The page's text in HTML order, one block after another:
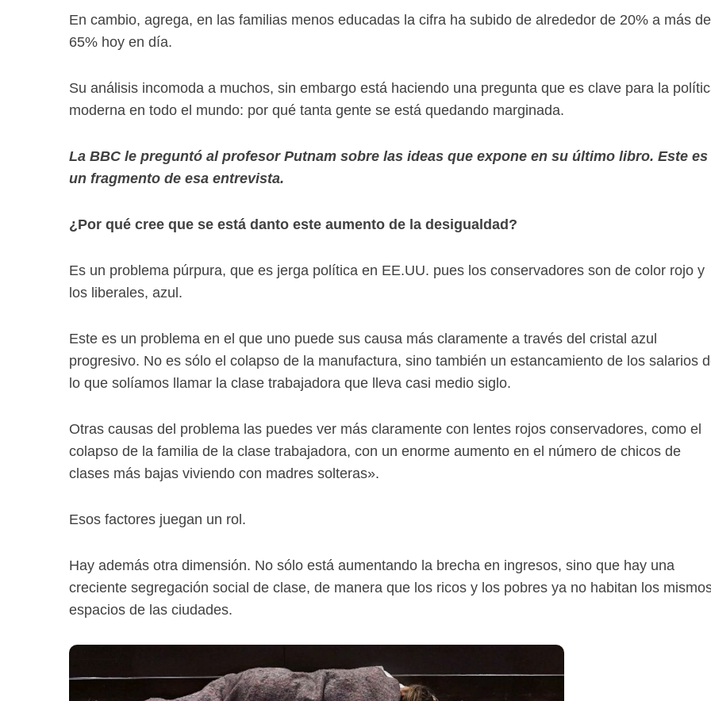
En cambio, agrega, en las familias menos educadas la cifra ha subido de alrededor de 20% a más de
65% hoy en día.
Su análisis incomoda a muchos, sin embargo está haciendo una pregunta que es clave para la
moderna en todo el mundo: por qué tanta gente se está quedando marginada.
La BBC le preguntó al profesor Putnam sobre las ideas que expone en su último libro. Este es
un fragmento de esa entrevista.
¿Por qué cree que se está danto este aumento de la desigualdad?
Es un problema púrpura, que es jerga política en EE.UU. pues los conservadores son de color rojo y
los liberales, azul.
Este es un problema en el que uno puede sus causa más claramente a través del cristal azul
progresivo. No es sólo el colapso de la manufactura, sino también un estancamiento de los salarios
lo que solíamos llamar la clase trabajadora que lleva casi medio siglo.
Otras causas del problema las puedes ver más claramente con lentes rojos conservadores, como el
colapso de la familia de la clase trabajadora, con un enorme aumento en el número de chicos de
clases más bajas viviendo con madres solteras».
Esos factores juegan un rol.
Hay además otra dimensión. No sólo está aumentando la brecha en ingresos, sino que hay una
creciente segregación social de clase, de manera que los ricos y los pobres ya no habitan los
espacios de las ciudades.